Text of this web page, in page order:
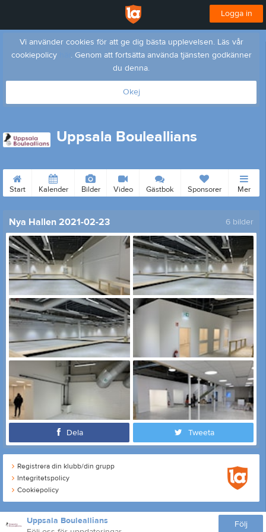
Logga in
Uppsala Bouleallians
Följ
Vi använder cookies för att ge dig bästa upplevelsen. Läs vår
cookiepolicy
. Genom att fortsätta använda tjänsten godkänner
du denna.
Okej
Uppsala Bouleallians
Start Kalender Bilder Video Gästbok Sponsorer Mer
Nya Hallen 2021-02-23 6 bilder
Dela Tweeta
Registrera din klubb/din grupp
Integritetspolicy
Cookiepolicy